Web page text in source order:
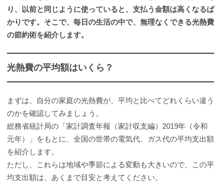
り、以前と同じように使っていると、支払う金額は高くなるば
かりです。そこで、毎日の生活の中で、無理なくできる光熱費
の節約術を紹介します。
光熱費の平均額はいくら？
まずは、自分の家庭の光熱費が、平均と比べてどれくらい違う
のかを確認してみましょう。
総務省統計局の「家計調査年報（家計収支編）2019年（令和
元年）」をもとに、全国の世帯の電気代、ガス代の平均支出額
を紹介します。
ただし、これらは地域や季節による変動も大きいので、この平
均支出額は、あくまで目安と考えてください。